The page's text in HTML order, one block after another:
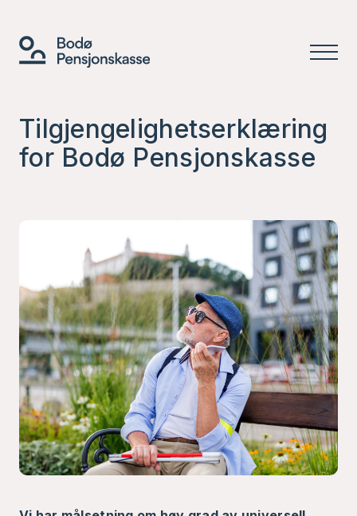
Tilgjengelighetserklæring
for Bodø Pensjonskasse